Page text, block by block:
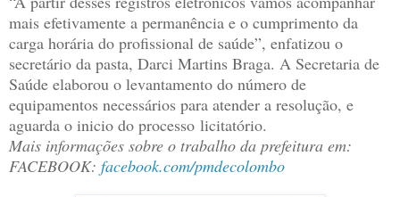
mais efetivamente a permanência e o cumprimento da
carga horária do profissional de saúde”, enfatizou o
secretário da pasta, Darci Martins Braga. A Secretaria de
Saúde elaborou o levantamento do número de
equipamentos necessários para atender a resolução, e
aguarda o inicio do processo licitatório.
Mais informações sobre o trabalho da prefeitura em:
FACEBOOK: facebook.com/pmdecolombo